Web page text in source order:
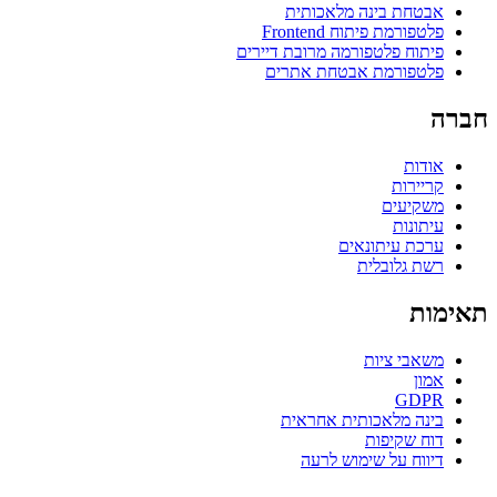
אבטחת בינה מלאכותית
פלטפורמת פיתוח Frontend
פיתוח פלטפורמה מרובת דיירים
פלטפורמת אבטחת אתרים
חברה
אודות
קריירות
משקיעים
עיתונות
ערכת עיתונאים
רשת גלובלית
תאימות
משאבי ציות
אמון
GDPR
בינה מלאכותית אחראית
דוח שקיפות
דיווח על שימוש לרעה